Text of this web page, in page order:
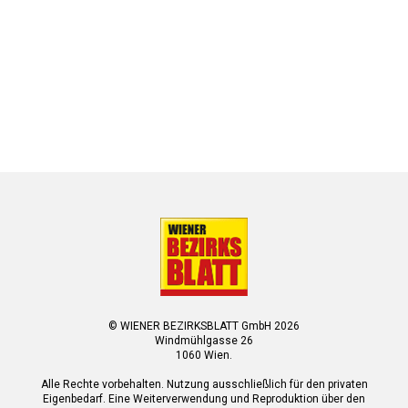
© WIENER BEZIRKSBLATT GmbH 2026
Windmühlgasse 26
1060 Wien.
Alle Rechte vorbehalten. Nutzung ausschließlich für den privaten
Eigenbedarf. Eine Weiterverwendung und Reproduktion über den